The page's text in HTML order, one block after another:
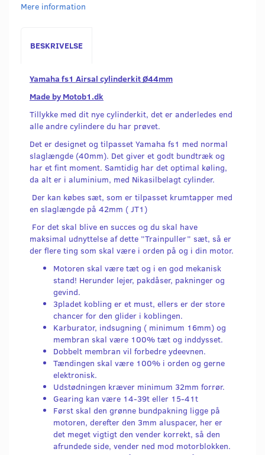
Mere information
BESKRIVELSE
Yamaha fs1 Airsal cylinderkit Ø44mm
Made by Motob1.dk
Tillykke med dit nye cylinderkit, det er anderledes end
alle andre cylindere du har prøvet.
Det er designet og tilpasset Yamaha fs1 med normal
slaglængde (40mm). Det giver et godt bundtræk og
har et fint moment. Samtidig har det optimal køling,
da alt er i aluminium, med Nikasilbelagt cylinder.
Der kan købes sæt, som er tilpasset krumtapper med
en slaglængde på 42mm ( JT1)
For det skal blive en succes og du skal have
maksimal udnyttelse af dette ”Trainpuller” sæt, så er
der flere ting som skal være i orden på og i din motor.
Motoren skal være tæt og i en god mekanisk
stand! Herunder lejer, pakdåser, pakninger og
gevind.
3pladet kobling er et must, ellers er der store
chancer for den glider i koblingen.
Karburator, indsugning ( minimum 16mm) og
membran skal være 100% tæt og inddysset.
Dobbelt membran vil forbedre ydeevnen.
Tændingen skal være 100% i orden og gerne
elektronisk.
Udstødningen kræver minimum 32mm forrør.
Gearing kan være 14-39t eller 15-41t
Først skal den grønne bundpakning ligge på
motoren, derefter den 3mm aluspacer, her er
det meget vigtigt den vender korrekt, så den
afrundede side, vender ned mod motorblokken.